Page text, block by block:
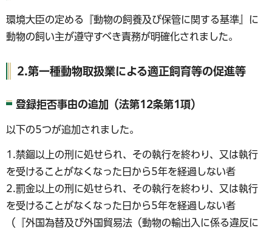
環境大臣の定める『動物の飼養及び保管に関する基準』に
動物の飼い主が遵守すべき責務が明確化されました。
2.第一種動物取扱業による適正飼育等の促進等
登録拒否事由の追加（法第12条第1項）
以下の5つが追加されました。
1.禁錮以上の刑に処せられ、その執行を終わり、又は執行
を受けることがなくなった日から5年を経過しない者
2.罰金以上の刑に処せられ、その執行を終わり、又は執行
を受けることがなくなった日から5年を経過しない者
（『外国為替及び外国貿易法（動物の輸出入に係る違反に